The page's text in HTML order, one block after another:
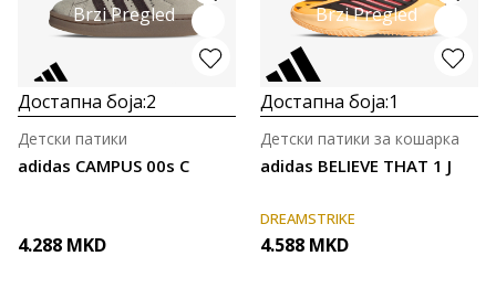
Brzi Pregled
Достапна боја:2
adidas CAMPUS 00s C
Детски патики
4.288 MKD
Brzi Pregled
Достапна боја:1
adidas BELIEVE THAT 1 J
Детски патики за кошарка
DREAMSTRIKE
4.588 MKD